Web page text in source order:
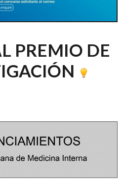
PREMIO DE